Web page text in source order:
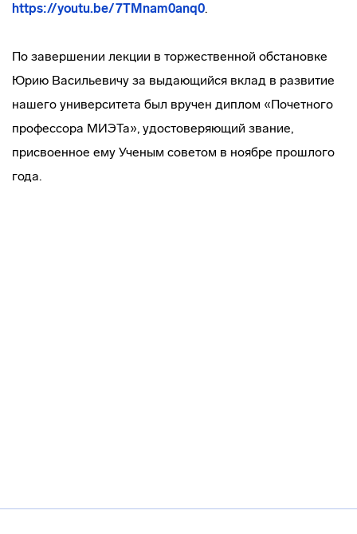
https://youtu.be/7TMnam0anq0.
По завершении лекции в торжественной обстановке
Юрию Васильевичу за выдающийся вклад в развитие
нашего университета был вручен диплом «Почетного
профессора МИЭТа», удостоверяющий звание,
присвоенное ему Ученым советом в ноябре прошлого
года.